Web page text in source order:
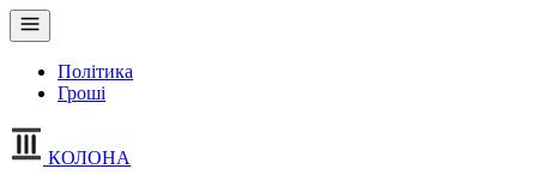
Політика
Гроші
КОЛОНА